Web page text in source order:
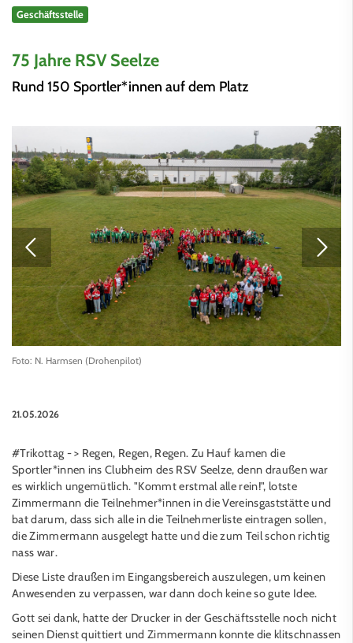
Geschäftsstelle
75 Jahre RSV Seelze
Rund 150 Sportler*innen auf dem Platz
Foto: N. Harmsen (Drohenpilot)
21.05.2026
#Trikottag - > Regen, Regen, Regen. Zu Hauf kamen die
Sportler*innen ins Clubheim des RSV Seelze, denn draußen war
es wirklich ungemütlich. "Kommt erstmal alle rein!", lotste
Zimmermann die Teilnehmer*innen in die Vereinsgaststätte und
bat darum, dass sich alle in die Teilnehmerliste eintragen sollen,
die Zimmermann ausgelegt hatte und die zum Teil schon richtig
nass war.
Diese Liste draußen im Eingangsbereich auszulegen, um keinen
Anwesenden zu verpassen, war dann doch keine so gute Idee.
Gott sei dank, hatte der Drucker in der Geschäftsstelle noch nicht
seinen Dienst quittiert und Zimmermann konnte die klitschnassen